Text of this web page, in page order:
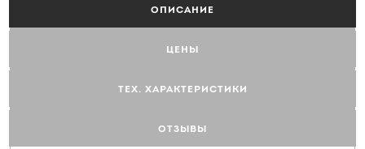
ОПИСАНИЕ
ЦЕНЫ
ТЕХ. ХАРАКТЕРИСТИКИ
ОТЗЫВЫ